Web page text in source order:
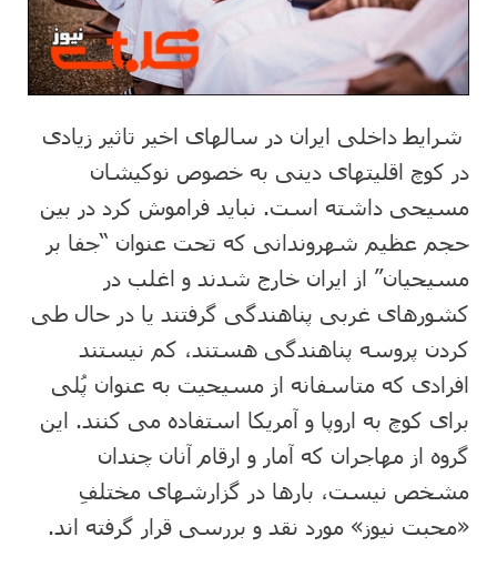
شرایط داخلی ایران در سال‎های اخیر تاثیر زیادی
در کوچ اقلیت‎های دینی به خصوص نوکیشان
مسیحی داشته است. نباید فراموش کرد در بین
حجم عظیم شهروندانی که تحت عنوان “جفا بر
مسیحیان” از ایران خارج شدند و اغلب در
کشورهای غربی پناهندگی گرفتند یا در حال طی
کردن پروسه پناهندگی هستند، کم نیستند
افرادی که متاسفانه از مسیحیت به عنوان پُلی
برای کوچ به اروپا و آمریکا استفاده می کنند. این
گروه از مهاجران که آمار و ارقام آنان چندان
مشخص نیست، بارها در گزارش‎های مختلفِ
«محبت نیوز» مورد نقد و بررسی قرار گرفته اند.